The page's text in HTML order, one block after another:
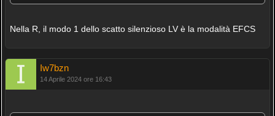
Nella R, il modo 1 dello scatto silenzioso LV è la modalità EFCS
Iw7bzn
14 Aprile 2024 ore 16:43